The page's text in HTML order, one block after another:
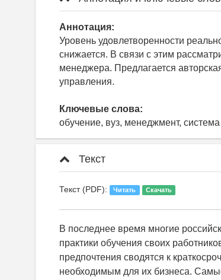
Аннотация:
Уровень удовлетворенности
снижается. В связи с этим
менеджера. Предлагается
управления.
Ключевые слова:
обучение, вуз, менеджмент,
Текст
Текст (PDF): Читать Скачать
В последнее время многие
практики обучения своих
предпочтения сводятся к
необходимым для их бизнеса.